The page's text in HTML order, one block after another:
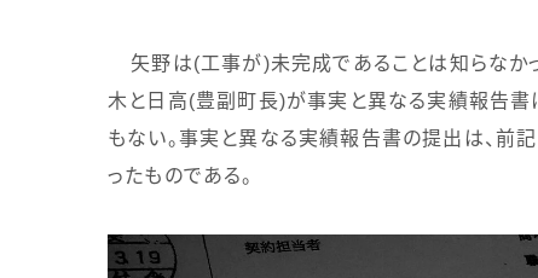
矢野は(工事が)未完成であることは知らなか
木と日高(豊副町長)が事実と異なる実績報告書
もない。事実と異なる実績報告書の提出は、前
ったものである。